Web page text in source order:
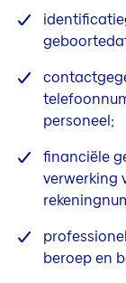
personeel;
financiële
verwerking
beroep en